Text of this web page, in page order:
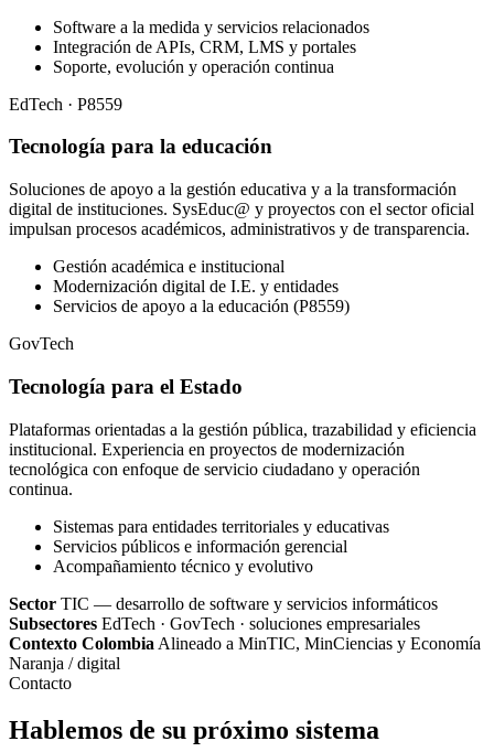
Software a la medida y servicios relacionados
Integración de APIs, CRM, LMS y portales
Soporte, evolución y operación continua
EdTech · P8559
Tecnología para la educación
Soluciones de apoyo a la gestión educativa y a la transformación
digital de instituciones. SysEduc@ y proyectos con el sector oficial
impulsan procesos académicos, administrativos y de transparencia.
Gestión académica e institucional
Modernización digital de I.E. y entidades
Servicios de apoyo a la educación (P8559)
GovTech
Tecnología para el Estado
Plataformas orientadas a la gestión pública, trazabilidad y eficiencia
institucional. Experiencia en proyectos de modernización
tecnológica con enfoque de servicio ciudadano y operación
continua.
Sistemas para entidades territoriales y educativas
Servicios públicos e información gerencial
Acompañamiento técnico y evolutivo
Sector TIC — desarrollo de software y servicios informáticos
Subsectores EdTech · GovTech · soluciones empresariales
Contexto Colombia Alineado a MinTIC, MinCiencias y Economía
Naranja / digital
Contacto
Hablemos de su próximo sistema